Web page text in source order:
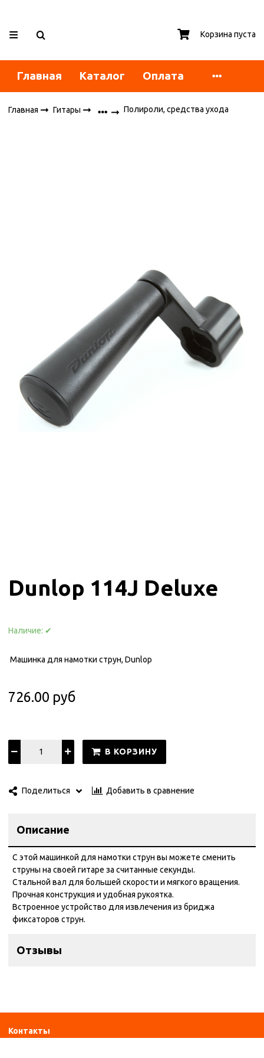
Корзина пуста
Главная Каталог Оплата
Главная Гитары Полироли, средства ухода
Dunlop 114J Deluxe
Наличие: ✔
Машинка для намотки струн, Dunlop
726.00 руб
В КОРЗИНУ
Поделиться Добавить в сравнение
Описание
С этой машинкой для намотки струн вы можете сменить
струны на своей гитаре за считанные секунды.
Стальной вал для большей скорости и мягкого вращения.
Прочная конструкция и удобная рукоятка.
Встроенное устройство для извлечения из бриджа
фиксаторов струн.
Отзывы
Контакты